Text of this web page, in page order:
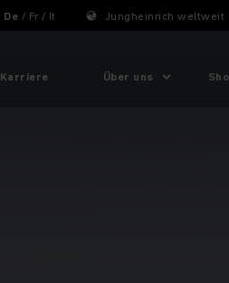
De / Fr / It Jungheinrich weltweit
Karriere Über uns